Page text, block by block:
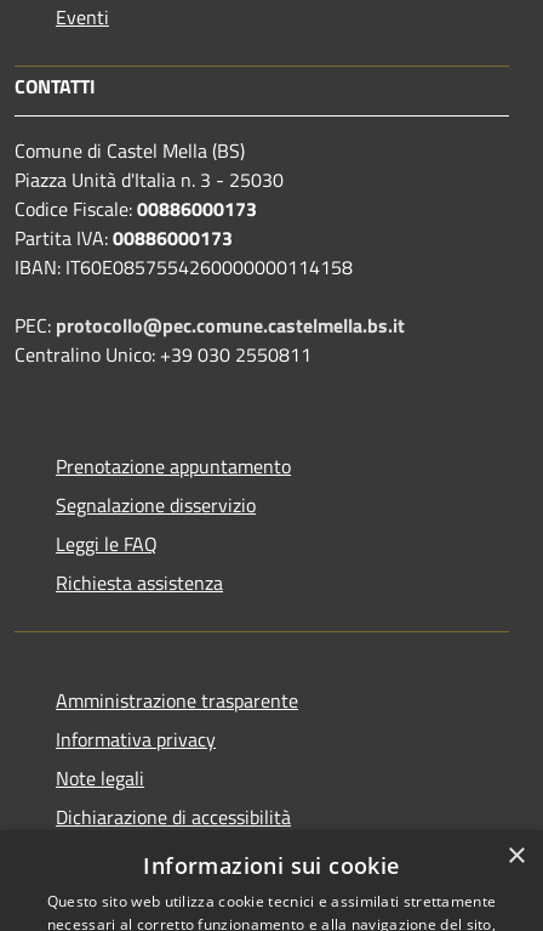
Eventi
CONTATTI
Comune di Castel Mella (BS)
Piazza Unità d'Italia n. 3 - 25030
Codice Fiscale:00886000173
Partita IVA:00886000173
IBAN: IT60E0857554260000000114158
PEC: protocollo@pec.comune.castelmella.bs.it
Centralino Unico: +39 030 2550811
Prenotazione appuntamento
Segnalazione disservizio
Leggi le FAQ
Richiesta assistenza
Amministrazione trasparente
Informativa privacy
Note legali
Dichiarazione di accessibilità
Obiettivi di accessibilità
×
Informazioni sui cookie
Questo sito web utilizza cookie tecnici e assimilati strettamente
necessari al corretto funzionamento e alla navigazione del sito,